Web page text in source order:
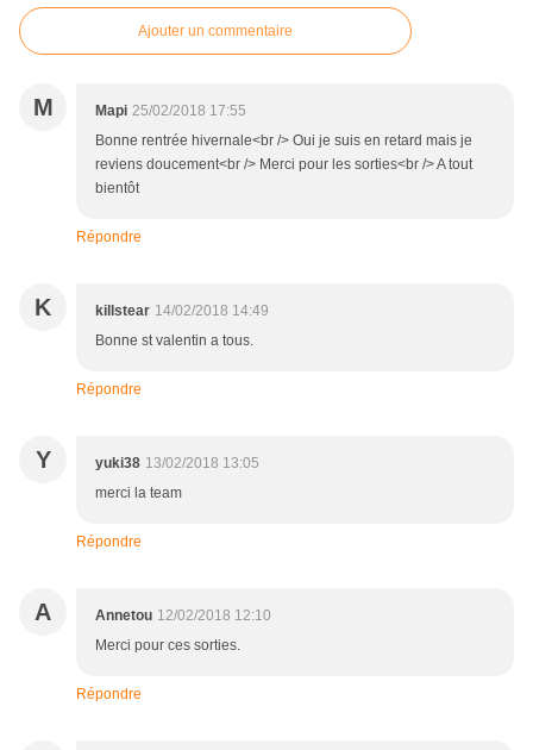
Ajouter un commentaire
M Mapi 25/02/2018 17:55
Bonne rentrée hivernale<br /> Oui je suis en retard mais je
reviens doucement<br /> Merci pour les sorties<br /> A tout
bientôt
Répondre
K killstear 14/02/2018 14:49
Bonne st valentin a tous.
Répondre
Y yuki38 13/02/2018 13:05
merci la team
Répondre
A Annetou 12/02/2018 12:10
Merci pour ces sorties.
Répondre